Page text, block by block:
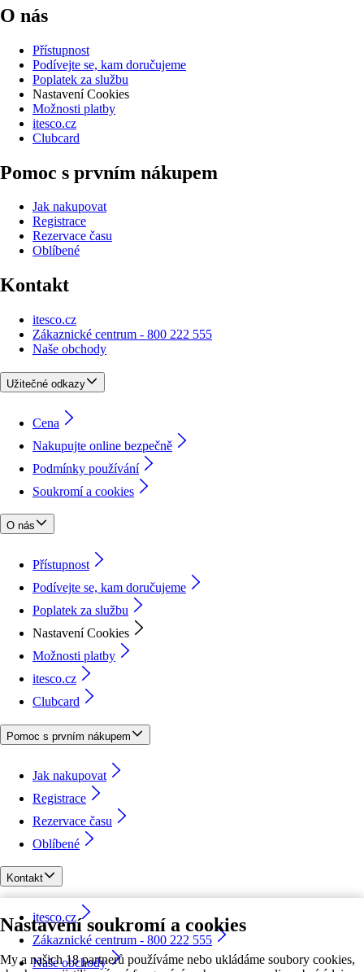
Nastavení soukromí a cookies
My a našich 18 partnerů používáme nebo ukládáme soubory cookies,
O nás
Přístupnost
Podívejte se, kam doručujeme
Poplatek za službu
Nastavení Cookies
Možnosti platby
itesco.cz
Clubcard
Pomoc s prvním nákupem
Jak nakupovat
Registrace
Rezervace času
Oblíbené
Kontakt
itesco.cz
Zákaznické centrum - 800 222 555
Naše obchody
Užitečné odkazy
Cena
Nakupujte online bezpečně
Podmínky používání
Soukromí a cookies
O nás
Přístupnost
Podívejte se, kam doručujeme
Poplatek za službu
Nastavení Cookies
Možnosti platby
itesco.cz
Clubcard
Pomoc s prvním nákupem
Jak nakupovat
Registrace
Rezervace času
Oblíbené
Kontakt
itesco.cz
Zákaznické centrum - 800 222 555
Naše obchody